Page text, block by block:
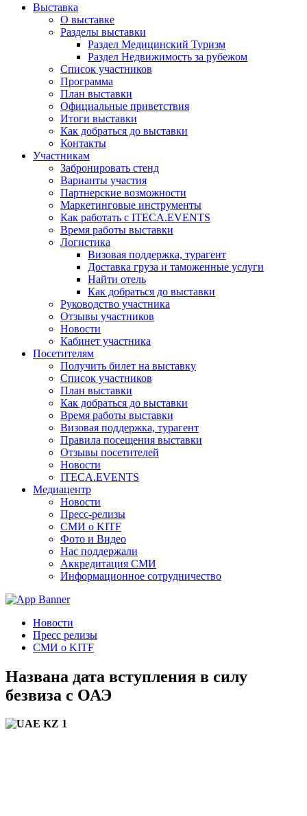
Выставка
О выставке
Разделы выставки
Раздел Медицинский Туризм
Раздел Недвижимость за рубежом
Список участников
Программа
План выставки
Официальные приветствия
Итоги выставки
Как добраться до выставки
Контакты
Участникам
Забронировать стенд
Варианты участия
Партнерские возможности
Маркетинговые инструменты
Как работать с ITECA.EVENTS
Время работы выставки
Логистика
Визовая поддержка, турагент
Доставка груза и таможенные услуги
Найти отель
Как добраться до выставки
Руководство участника
Отзывы участников
Новости
Кабинет участника
Посетителям
Получить билет на выставку
Список участников
План выставки
Как добраться до выставки
Время работы выставки
Визовая поддержка, турагент
Правила посещения выставки
Отзывы посетителей
Новости
ITECA.EVENTS
Медиацентр
Новости
Пресс-релизы
СМИ о KITF
Фото и Видео
Нас поддержали
Аккредитация СМИ
Информационное сотрудничество
Новости
Пресс релизы
СМИ о KITF
Названа дата вступления в силу
безвиза с ОАЭ